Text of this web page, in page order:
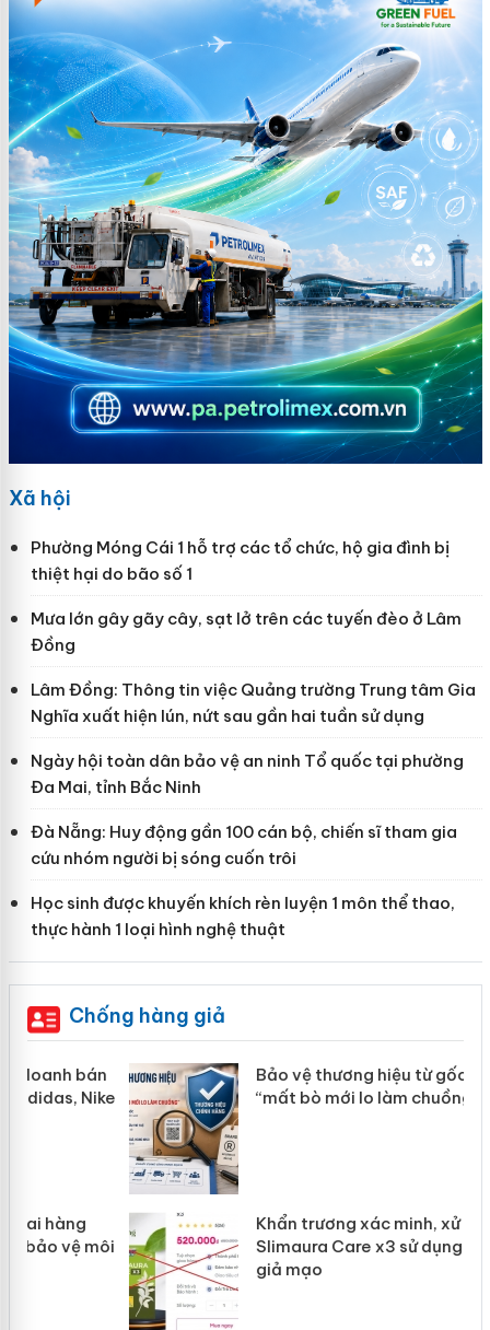
Xã hội
Phường Móng Cái 1 hỗ trợ các tổ chức, hộ gia đình bị
thiệt hại do bão số 1
Mưa lớn gây gãy cây, sạt lở trên các tuyến đèo ở Lâm
Đồng
Lâm Đồng: Thông tin việc Quảng trường Trung tâm Gia
Nghĩa xuất hiện lún, nứt sau gần hai tuần sử dụng
Ngày hội toàn dân bảo vệ an ninh Tổ quốc tại phường
Đa Mai, tỉnh Bắc Ninh
Đà Nẵng: Huy động gần 100 cán bộ, chiến sĩ tham gia
cứu nhóm người bị sóng cuốn trôi
Học sinh được khuyến khích rèn luyện 1 môn thể thao,
thực hành 1 loại hình nghệ thuật
Chống hàng giả
Bảo vệ thương hiệu từ gốc: Đừng để
“mất bò mới lo làm chuồng”
Khẩn trương xác minh, xử lý sản phẩm
Slimaura Care x3 sử dụng giấy phép
giả mạo